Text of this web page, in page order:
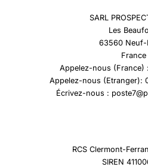
SARL
Les
63560 Neuf-
France
Appelez-nous (France)
Appelez-nous (Etranger):
Écrivez-nous :
RCS Clermont-
SIREN